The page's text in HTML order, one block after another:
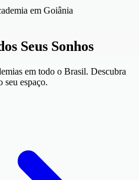
em Goiânia
Seus Sonhos
em todo o Brasil. Descubra
seu espaço.